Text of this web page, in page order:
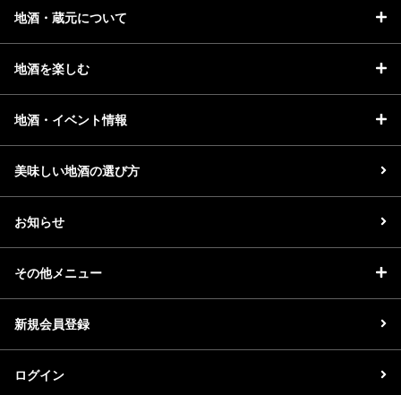
地酒・蔵元について
地酒を楽しむ
地酒・イベント情報
美味しい地酒の選び方
お知らせ
その他メニュー
新規会員登録
ログイン